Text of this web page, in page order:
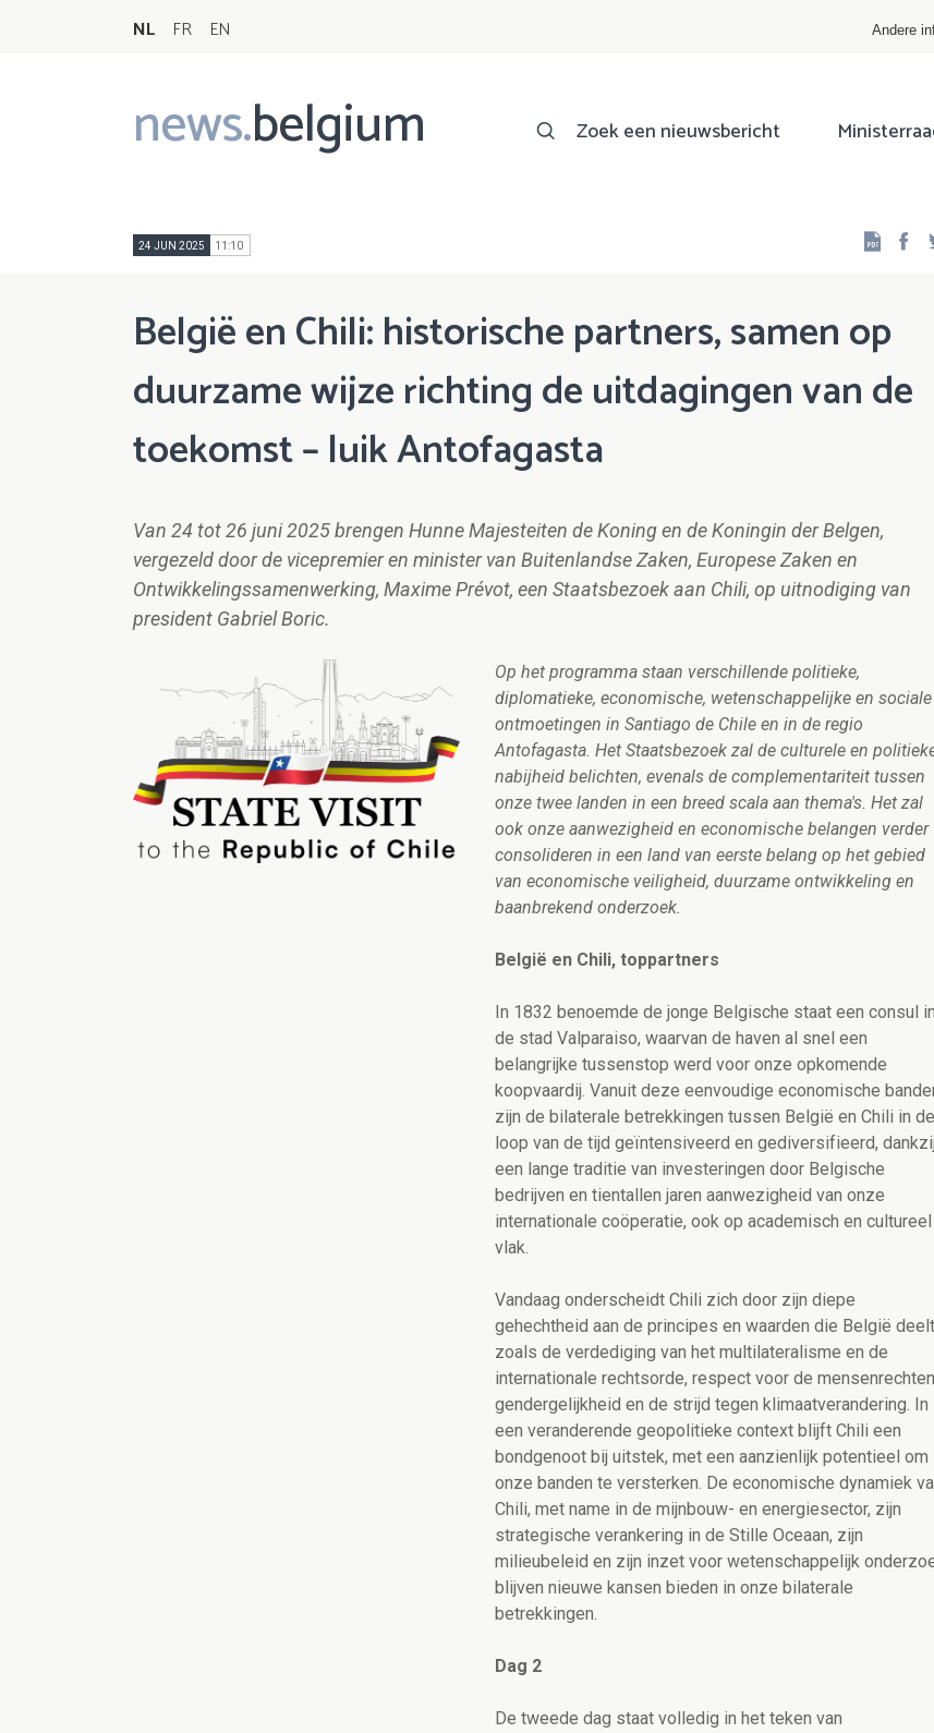
NL FR EN Andere
news.belgium
Main
navigation
Zoek een nieuwsbericht
24 JUN 2025 11:10
België en Chili: historische partners, samen op
duurzame wijze richting de uitdagingen van de
toekomst – luik Antofagasta
Van 24 tot 26 juni 2025 brengen Hunne Majesteiten de Koning en de Koningin der Belgen,
vergezeld door de vicepremier en minister van Buitenlandse Zaken, Europese Zaken en
Ontwikkelingssamenwerking, Maxime Prévot, een Staatsbezoek aan Chili, op uitnodiging van
president Gabriel Boric.
Op het programma staan verschillende politieke,
diplomatieke, economische, wetenschappelijke en sociale
ontmoetingen in Santiago de Chile en in de regio
Antofagasta. Het Staatsbezoek zal de culturele en
nabijheid belichten, evenals de complementariteit tussen
onze twee landen in een breed scala aan thema's. Het zal
ook onze aanwezigheid en economische belangen verder
consolideren in een land van eerste belang op het gebied
van economische veiligheid, duurzame ontwikkeling en
baanbrekend onderzoek.
België en Chili, toppartners
In 1832 benoemde de jonge Belgische staat een consul in
de stad Valparaiso, waarvan de haven al snel een
belangrijke tussenstop werd voor onze opkomende
koopvaardij. Vanuit deze eenvoudige economische
zijn de bilaterale betrekkingen tussen België en Chili in de
loop van de tijd geïntensiveerd en gediversifieerd, dankzij
een lange traditie van investeringen door Belgische
bedrijven en tientallen jaren aanwezigheid van onze
internationale coöperatie, ook op academisch en cultureel
vlak.
Vandaag onderscheidt Chili zich door zijn diepe
gehechtheid aan de principes en waarden die België
zoals de verdediging van het multilateralisme en de
internationale rechtsorde, respect voor de
gendergelijkheid en de strijd tegen klimaatverandering. In
een veranderende geopolitieke context blijft Chili een
bondgenoot bij uitstek, met een aanzienlijk potentieel om
onze banden te versterken. De economische dynamiek
Chili, met name in de mijnbouw- en energiesector, zijn
strategische verankering in de Stille Oceaan, zijn
milieubeleid en zijn inzet voor wetenschappelijk
blijven nieuwe kansen bieden in onze bilaterale
betrekkingen.
Dag 2
De tweede dag staat volledig in het teken van